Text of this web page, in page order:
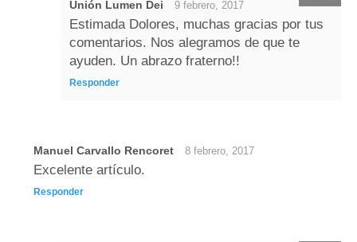
Unión Lumen Dei 9 febrero, 2017
Estimada Dolores, muchas gracias por tus
comentarios. Nos alegramos de que te
ayuden. Un abrazo fraterno!!
Responder
Manuel Carvallo Rencoret 8 febrero, 2017
Excelente artículo.
Responder